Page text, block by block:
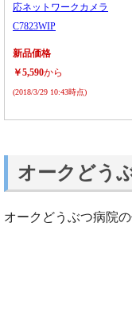
応ネットワークカメラ
C7823WIP
新品価格
￥5,590から
(2018/3/29 10:43時点)
オークどう
オークどうぶつ病院